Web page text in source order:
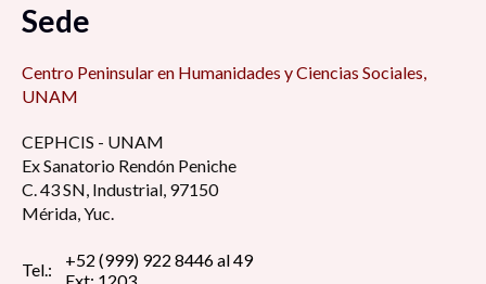
Sede
Centro Peninsular en Humanidades y Ciencias Sociales,
UNAM
CEPHCIS - UNAM
Ex Sanatorio Rendón Peniche
C. 43 SN, Industrial, 97150
Mérida, Yuc.
Tel.:
+52 (999) 922 8446 al 49